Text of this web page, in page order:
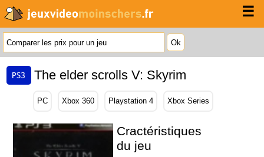
☰
The elder scrolls V: Skyrim
PC Xbox 360 Playstation 4 Xbox Series
Cractéristiques
du jeu